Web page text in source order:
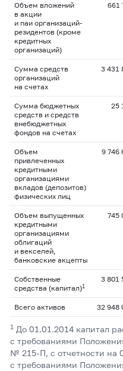
Объем вложений
в акции
и паи организаций-
резидентов (кроме
кредитных
организаций)
661
Сумма средств
организаций
на счетах
3 431
Сумма бюджетных
средств и средств
внебюджетных
фондов на счетах
25
Объем
привлеченных
кредитными
организациями
вкладов (депозитов)
физических лиц
9 746
Объем выпущенных
кредитными
организациями
облигаций
и векселей,
банковские акцепты
745
Собственные
средства (капитал)1
3 801
Всего активов 32 948
1 До 01.01.2014 капитал
с требованиями
№ 215-П, с отчетности на
с требованиями